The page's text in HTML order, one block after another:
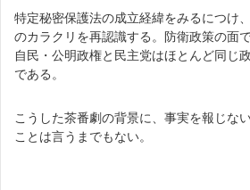
特定秘密保護法の成立経緯をみるにつけ
のカラクリを再認識する。防衛政策の面
自民・公明政権と民主党はほとんど同じ
である。
こうした茶番劇の背景に、事実を報じな
ことは言うまでもない。